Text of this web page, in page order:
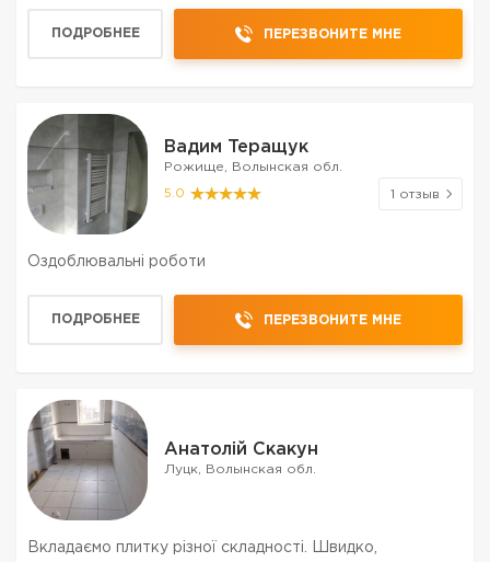
ПОДРОБНЕЕ ПЕРЕЗВОНИТЕ МНЕ
Вадим Теращук
Рожище, Волынская обл.
5.0 1 отзыв
Оздоблювальні роботи
ПОДРОБНЕЕ ПЕРЕЗВОНИТЕ МНЕ
Анатолій Скакун
Луцк, Волынская обл.
Вкладаємо плитку різної складності. Швидко,